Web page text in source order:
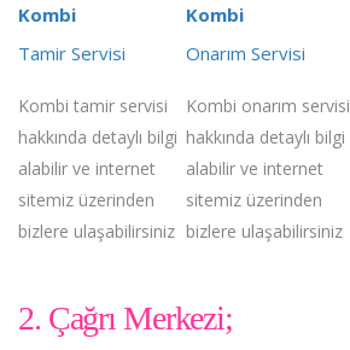
Kombi
Tamir Servisi
Kombi tamir servisi
hakkında detaylı bilgi
alabilir ve internet
sitemiz üzerinden
bizlere ulaşabilirsiniz
Kombi
Onarım Servisi
Kombi onarım servisi
hakkında detaylı bilgi
alabilir ve internet
sitemiz üzerinden
bizlere ulaşabilirsiniz
2. Çağrı Merkezi;